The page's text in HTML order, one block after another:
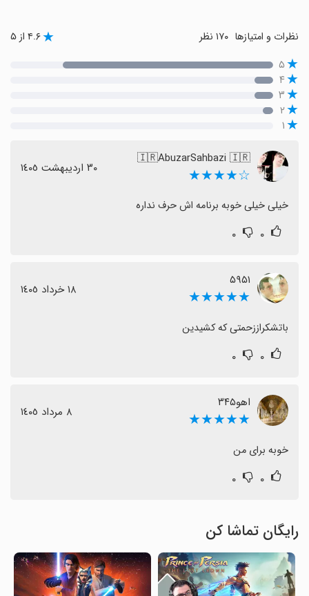
نظرات و امتیازها ۴.۶ از ۵
۵
۴
۳
۲
۱
🇮🇷AbuzarSahbazi 🇮🇷
☆★★★★ ٣٠ اردیبهشت ١٤٠٥
خیلی خیلی خوبه برنامه اش حرف نداره
۰ ۰
۵۹۵۱
★★★★★ ١٨ خرداد ١٤٠٥
باتشکراززحمتی که کشیدین
۰ ۰
اهو۳۴۵
★★★★★ ٨ مرداد ١٤٠٥
خوبه برای من
۰ ۰
رایگان تماشا کن